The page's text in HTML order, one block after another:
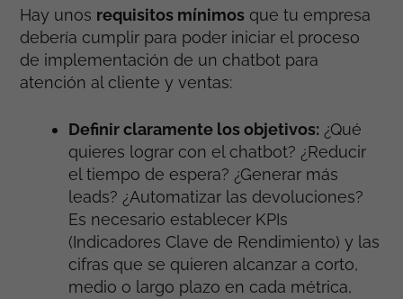
Hay unos requisitos mínimos que tu empresa
debería cumplir para poder iniciar el proceso
de implementación de un chatbot para
atención al cliente y ventas:
Definir claramente los objetivos: ¿Qué
quieres lograr con el chatbot? ¿Reducir
el tiempo de espera? ¿Generar más
leads? ¿Automatizar las devoluciones?
Es necesario establecer KPIs
(Indicadores Clave de Rendimiento) y las
cifras que se quieren alcanzar a corto,
medio o largo plazo en cada métrica,